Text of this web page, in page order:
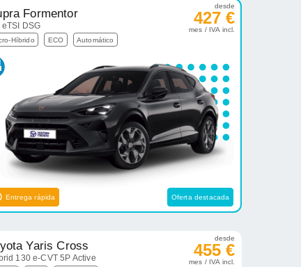
Formentor
eTSI DSG
Híbrido ECO Automático
desde
427 €
mes / IVA incl.
Entrega rápida Oferta destacada
Yaris Cross
130 e-CVT 5P Active
desde
455 €
mes / IVA incl.